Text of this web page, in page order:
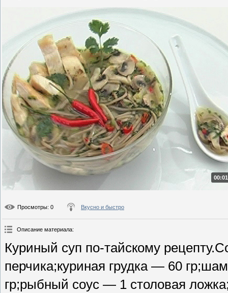
Просмотры: 0 Вкусно и быстро
Описание материала:
Куриный суп по-тайскому
перчика;куриная грудка — 60
гр;рыбный соус — 1 столовая